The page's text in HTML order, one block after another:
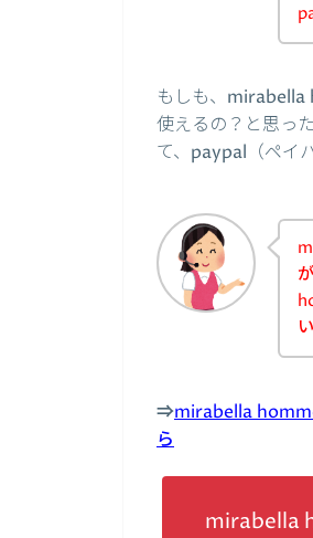
もしも、mirabella
使えるの？と思っ
て、paypal（ペイ
⇒mirabella
ら
mirabella